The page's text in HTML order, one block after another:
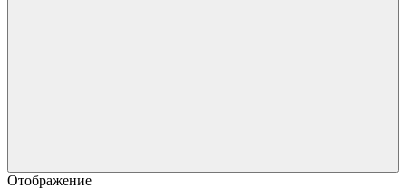
Отображение